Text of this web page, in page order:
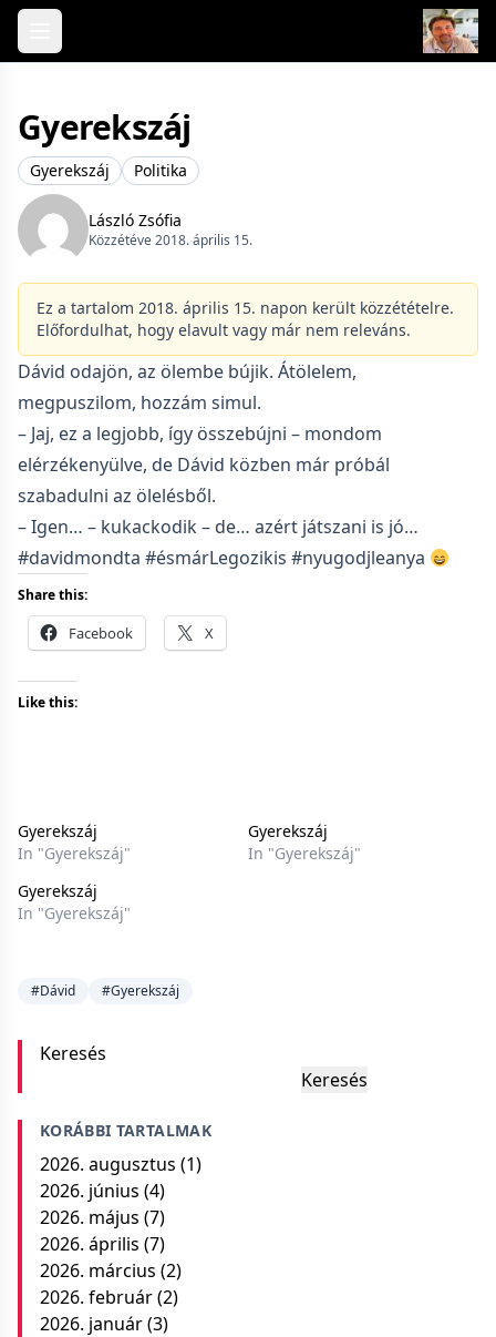
Skip to content
Gyerekszáj
Gyerekszáj Politika
László Zsófia
Közzétéve 2018. április 15.
Ez a tartalom 2018. április 15. napon került közzétételre.
Előfordulhat, hogy elavult vagy már nem releváns.
Dávid odajön, az ölembe bújik. Átölelem,
megpuszilom, hozzám simul.
– Jaj, ez a legjobb, így összebújni – mondom
elérzékenyülve, de Dávid közben már próbál
szabadulni az ölelésből.
– Igen… – kukackodik – de… azért játszani is jó…
#davidmondta #ésmárLegozikis #nyugodjleanya
Share this:
Facebook X
Like this:
Gyerekszáj
In "Gyerekszáj"
Gyerekszáj
In "Gyerekszáj"
Gyerekszáj
In "Gyerekszáj"
#Dávid #Gyerekszáj
Keresés
Keresés
KORÁBBI TARTALMAK
2026. augusztus (1)
2026. június (4)
2026. május (7)
2026. április (7)
2026. március (2)
2026. február(2)
2026. január(3)